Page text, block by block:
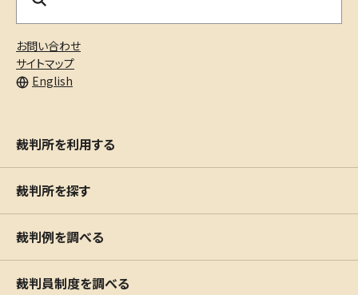
お問い合わせ
サイトマップ
English
内
検
索
裁判所を利用する
裁判所を探す
裁判例を調べる
裁判員制度を調べる